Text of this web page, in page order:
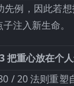
先例，因此若
注入新生命。
把重心放在个
/ 20 法则重塑